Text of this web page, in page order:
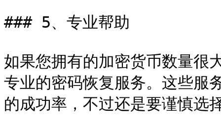
### 5、专业帮助
如果您拥有的加密货币数量很
专业的密码恢复服务。这些服
的成功率，不过还是要谨慎选